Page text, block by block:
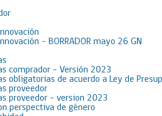
– BORRADOR mayo 26 GN
comprador – Versión 2023
obligatorias de acuerdo a Ley de
proveedor
proveedor – version 2023
perspectiva de género